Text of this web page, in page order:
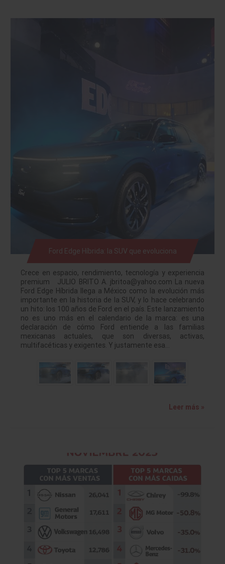
Ford Edge Híbrida: la SUV que evoluciona
Crece en espacio, rendimiento, tecnología y experiencia
premium JULIO BRITO A. jbritoa@yahoo.com La nueva
Ford Edge Híbrida llega a México como la evolución más
importante en la historia de la SUV, y lo hace celebrando
un hito: los 100 años de Ford en el país. Este lanzamiento
no es uno más en el calendario de la marca: es una
declaración de cómo Ford entiende a las familias
mexicanas actuales, que son diversas, activas,
multifacéticas y exigentes. Y justamente esa…
Leer más »